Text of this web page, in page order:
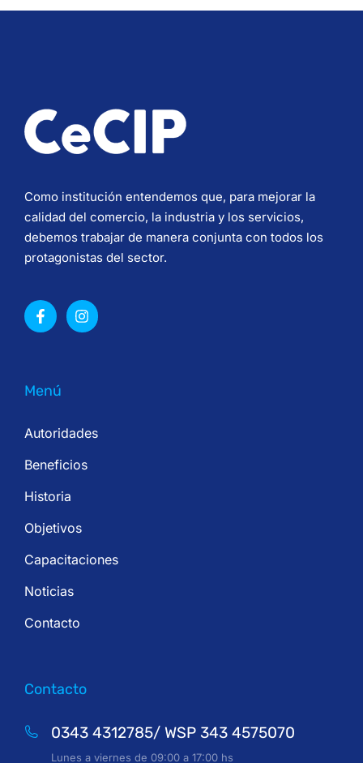
Como institución entendemos que, para mejorar la
calidad del comercio, la industria y los servicios,
debemos trabajar de manera conjunta con todos los
protagonistas del sector.
Menú
Autoridades
Beneficios
Historia
Objetivos
Capacitaciones
Noticias
Contacto
Contacto
0343 4312785/ WSP 343 4575070
Lunes a viernes de 09:00 a 17:00 hs